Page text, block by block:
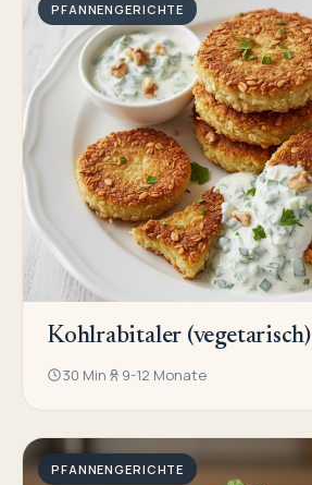
PFANNENGERICHTE
Kohlrabitaler (vegetarisch)
30 Min 9-12 Monate
PFANNENGERICHTE